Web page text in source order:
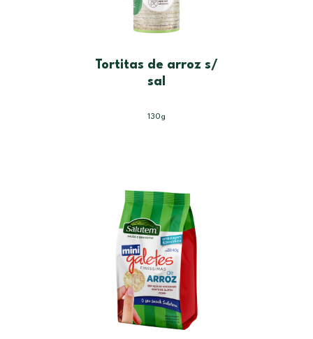
Tortitas de arroz s/
sal
130g